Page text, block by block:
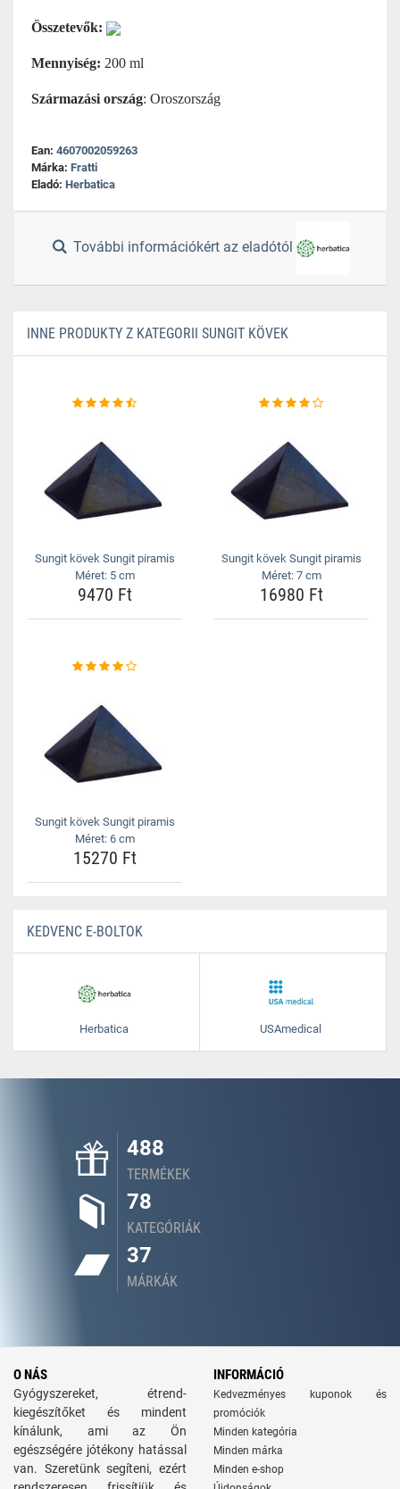
Összetevők:
Mennyiség: 200 ml
Származási ország: Oroszország
Ean: 4607002059263
Márka: Fratti
Eladó: Herbatica
További információkért az eladótól
INNE PRODUKTY Z KATEGORII SUNGIT KÖVEK
Sungit kövek Sungit piramis
Méret: 5 cm
9470 Ft
Sungit kövek Sungit piramis
Méret: 7 cm
16980 Ft
Sungit kövek Sungit piramis
Méret: 6 cm
15270 Ft
KEDVENC E-BOLTOK
Herbatica USAmedical
488
TERMÉKEK
78
KATEGÓRIÁK
37
MÁRKÁK
O NÁS
Gyógyszereket, étrend-
kiegészítőket és mindent
kínálunk, ami az Ön
egészségére jótékony hatással
van. Szeretünk segíteni, ezért
INFORMÁCIÓ
Kedvezményes kuponok és
promóciók
Minden kategória
Minden márka
Minden e-shop